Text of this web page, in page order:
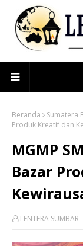
Beranda Sumatera
Produk Kreatif dan
MGMP
Bazar
LENTERA SUMBAR